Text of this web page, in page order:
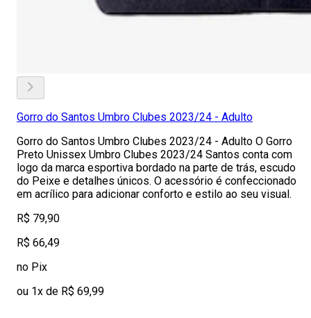
Gorro do Santos Umbro Clubes 2023/24 - Adulto
Gorro do Santos Umbro Clubes 2023/24 - Adulto O Gorro
Preto Unissex Umbro Clubes 2023/24 Santos conta com
logo da marca esportiva bordado na parte de trás, escudo
do Peixe e detalhes únicos. O acessório é confeccionado
em acrílico para adicionar conforto e estilo ao seu visual.
R$ 79,90
R$ 66,49
no Pix
ou 1x de R$ 69,99